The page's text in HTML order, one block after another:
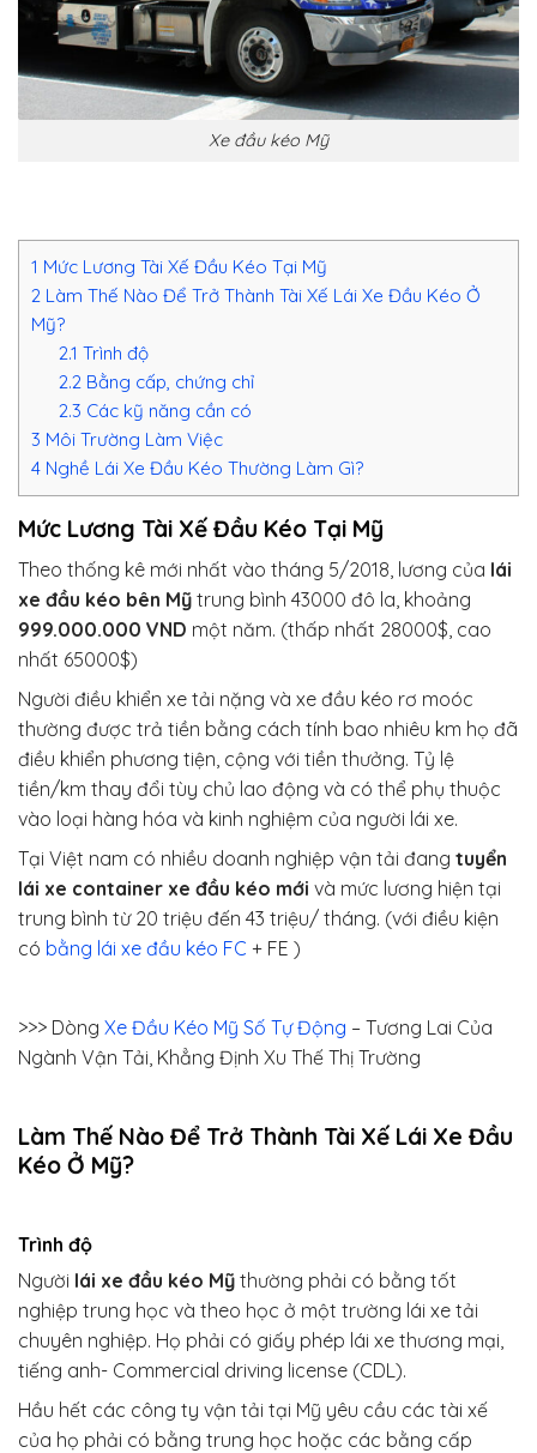
Xe đầu kéo Mỹ
1 Mức Lương Tài Xế Đầu Kéo Tại Mỹ
2 Làm Thế Nào Để Trở Thành Tài Xế Lái Xe Đầu Kéo Ở
Mỹ?
2.1 Trình độ
2.2 Bằng cấp, chứng chỉ
2.3 Các kỹ năng cần có
3 Môi Trường Làm Việc
4 Nghề Lái Xe Đầu Kéo Thường Làm Gì?
Mức Lương Tài Xế Đầu Kéo Tại Mỹ
Theo thống kê mới nhất vào tháng 5/2018, lương của lái
xe đầu kéo bên Mỹ trung bình 43000 đô la, khoảng
999.000.000 VND một năm. (thấp nhất 28000$, cao
nhất 65000$)
Người điều khiển xe tải nặng và xe đầu kéo rơ moóc
thường được trả tiền bằng cách tính bao nhiêu km họ đã
điều khiển phương tiện, cộng với tiền thưởng. Tỷ lệ
tiền/km thay đổi tùy chủ lao động và có thể phụ thuộc
vào loại hàng hóa và kinh nghiệm của người lái xe.
Tại Việt nam có nhiều doanh nghiệp vận tải đang tuyển
lái xe container xe đầu kéo mới và mức lương hiện tại
trung bình từ 20 triệu đến 43 triệu/ tháng. (với điều kiện
có bằng lái xe đầu kéo FC + FE )
>>> Dòng Xe Đầu Kéo Mỹ Số Tự Động – Tương Lai Của
Ngành Vận Tải, Khẳng Định Xu Thế Thị Trường
Làm Thế Nào Để Trở Thành Tài Xế Lái Xe Đầu
Kéo Ở Mỹ?
Trình độ
Người lái xe đầu kéo Mỹ thường phải có bằng tốt
nghiệp trung học và theo học ở một trường lái xe tải
chuyên nghiệp. Họ phải có giấy phép lái xe thương mại,
tiếng anh- Commercial driving license (CDL).
Hầu hết các công ty vận tải tại Mỹ yêu cầu các tài xế
của họ phải có bằng trung học hoặc các bằng cấp